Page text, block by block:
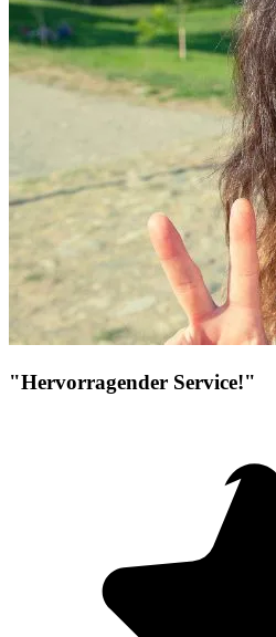
"Hervorragender Service!"